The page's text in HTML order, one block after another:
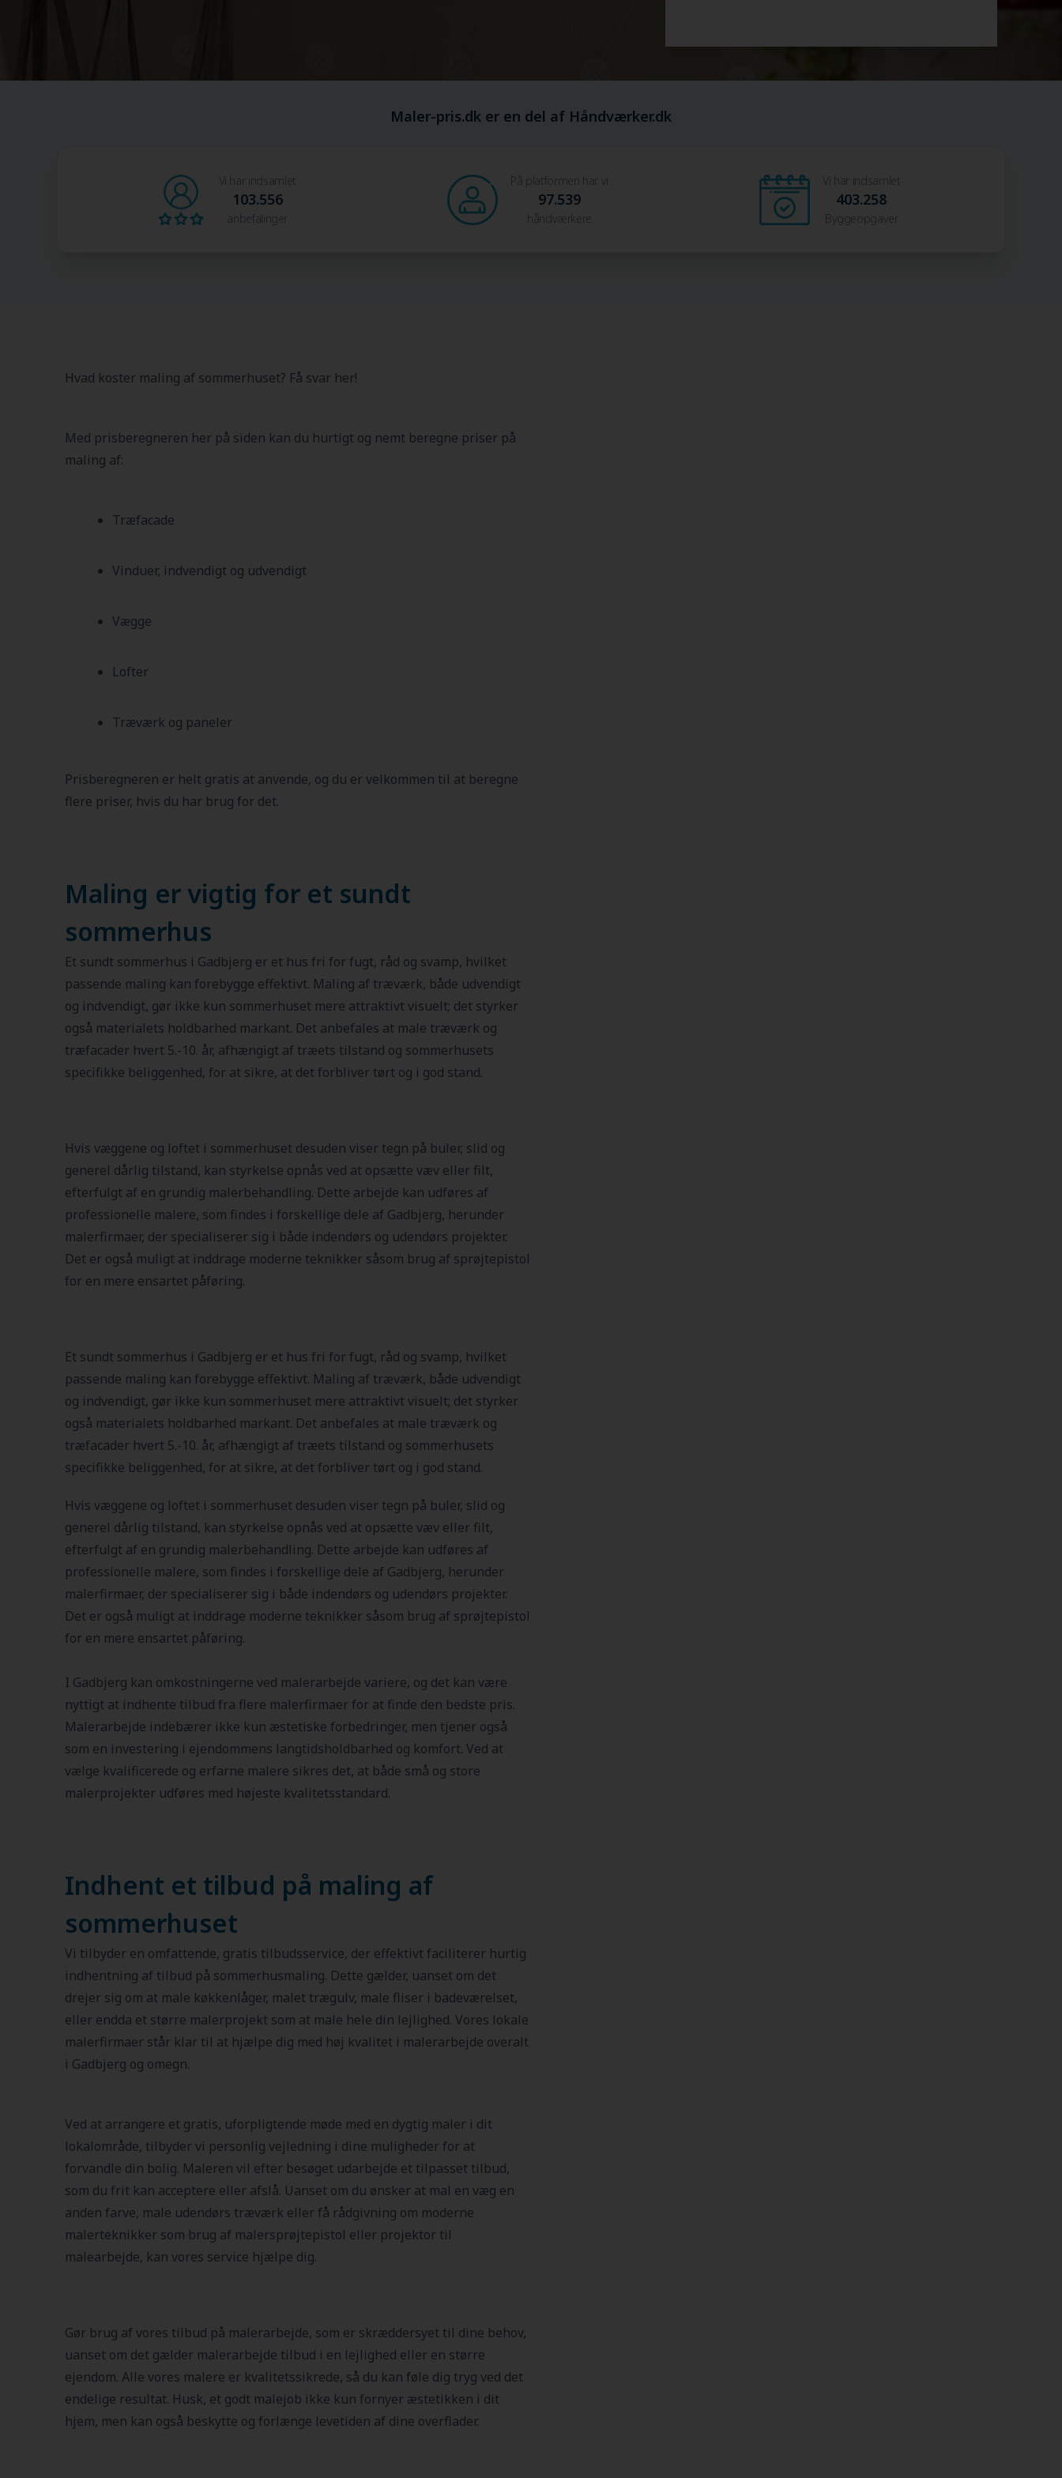
Maler-pris.dk er en del af Håndværker.dk
Vi har indsamlet
103.556
anbefalinger
På platformen har vi
97.539
håndværkere
Vi har indsamlet
403.258
Byggeopgaver
Hvad koster maling af sommerhuset? Få svar her!
Med prisberegneren her på siden kan du hurtigt og nemt beregne priser på
maling af:
Træfacade
Vinduer, indvendigt og udvendigt
Vægge
Lofter
Træværk og paneler
Prisberegneren er helt gratis at anvende, og du er velkommen til at beregne
flere priser, hvis du har brug for det.
Maling er vigtig for et sundt
sommerhus
Et sundt sommerhus i Gadbjerg er et hus fri for fugt, råd og svamp, hvilket
passende maling kan forebygge effektivt. Maling af træværk, både udvendigt
og indvendigt, gør ikke kun sommerhuset mere attraktivt visuelt; det styrker
også materialets holdbarhed markant. Det anbefales at male træværk og
træfacader hvert 5.-10. år, afhængigt af træets tilstand og sommerhusets
specifikke beliggenhed, for at sikre, at det forbliver tørt og i god stand.
Hvis væggene og loftet i sommerhuset desuden viser tegn på buler, slid og
generel dårlig tilstand, kan styrkelse opnås ved at opsætte væv eller filt,
efterfulgt af en grundig malerbehandling. Dette arbejde kan udføres af
professionelle malere, som findes i forskellige dele af Gadbjerg, herunder
malerfirmaer, der specialiserer sig i både indendørs og udendørs projekter.
Det er også muligt at inddrage moderne teknikker såsom brug af sprøjtepistol
for en mere ensartet påføring.
Et sundt sommerhus i Gadbjerg er et hus fri for fugt, råd og svamp, hvilket
passende maling kan forebygge effektivt. Maling af træværk, både udvendigt
og indvendigt, gør ikke kun sommerhuset mere attraktivt visuelt; det styrker
også materialets holdbarhed markant. Det anbefales at male træværk og
træfacader hvert 5.-10. år, afhængigt af træets tilstand og sommerhusets
specifikke beliggenhed, for at sikre, at det forbliver tørt og i god stand.
Hvis væggene og loftet i sommerhuset desuden viser tegn på buler, slid og
generel dårlig tilstand, kan styrkelse opnås ved at opsætte væv eller filt,
efterfulgt af en grundig malerbehandling. Dette arbejde kan udføres af
professionelle malere, som findes i forskellige dele af Gadbjerg, herunder
malerfirmaer, der specialiserer sig i både indendørs og udendørs projekter.
Det er også muligt at inddrage moderne teknikker såsom brug af sprøjtepistol
for en mere ensartet påføring.
I Gadbjerg kan omkostningerne ved malerarbejde variere, og det kan være
nyttigt at indhente tilbud fra flere malerfirmaer for at finde den bedste pris.
Malerarbejde indebærer ikke kun æstetiske forbedringer, men tjener også
som en investering i ejendommens langtidsholdbarhed og komfort. Ved at
vælge kvalificerede og erfarne malere sikres det, at både små og store
malerprojekter udføres med højeste kvalitetsstandard.
Indhent et tilbud på maling af
sommerhuset
Vi tilbyder en omfattende, gratis tilbudsservice, der effektivt faciliterer hurtig
indhentning af tilbud på sommerhusmaling. Dette gælder, uanset om det
drejer sig om at male køkkenlåger, malet trægulv, male fliser i badeværelset,
eller endda et større malerprojekt som at male hele din lejlighed. Vores lokale
malerfirmaer står klar til at hjælpe dig med høj kvalitet i malerarbejde overalt
i Gadbjerg og omegn.
Ved at arrangere et gratis, uforpligtende møde med en dygtig maler i dit
lokalområde, tilbyder vi personlig vejledning i dine muligheder for at
forvandle din bolig. Maleren vil efter besøget udarbejde et tilpasset tilbud,
som du frit kan acceptere eller afslå. Uanset om du ønsker at mal en væg en
anden farve, male udendørs træværk eller få rådgivning om moderne
malerteknikker som brug af malersprøjtepistol eller projektor til
malearbejde, kan vores service hjælpe dig.
Gør brug af vores tilbud på malerarbejde, som er skræddersyet til dine behov,
uanset om det gælder malerarbejde tilbud i en lejlighed eller en større
ejendom. Alle vores malere er kvalitetssikrede, så du kan føle dig tryg ved det
endelige resultat. Husk, et godt malejob ikke kun fornyer æstetikken i dit
hjem, men kan også beskytte og forlænge levetiden af dine overflader.